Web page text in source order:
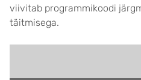
viivitab programmikoodi
täitmisega.